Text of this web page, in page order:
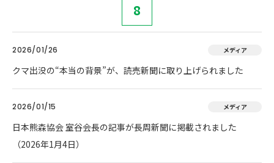
8
2026/01/26 メディア
クマ出没の“本当の背景”が、読売新聞に取り上げられました
2026/01/15 メディア
日本熊森協会 室谷会長の記事が長周新聞に掲載されました
（2026年1月4日）